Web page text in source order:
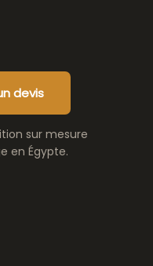
devis
sur mesure
en Égypte.